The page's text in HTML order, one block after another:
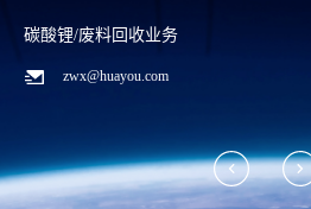
碳酸锂/废料回收业务
zwx@huayou.com